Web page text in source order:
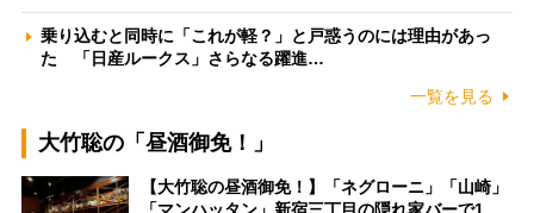
乗り込むと同時に「これが軽？」と戸惑うのには理由があっ
た 「日産ルークス」さらなる躍進…
一覧を見る
大竹聡の「昼酒御免！」
【大竹聡の昼酒御免！】「ネグローニ」「山崎」